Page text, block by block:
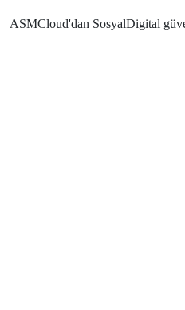
ASMCloud'dan SosyalDigital